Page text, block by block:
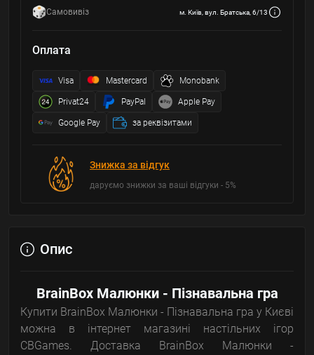
Самовивіз м. Київ, вул. Братська, 6/13
Оплата
Visa Mastercard Monobank
Privat24 PayPal Apple Pay
Google Pay за реквізитами
Знижка за відгук
даруємо знижки за ваші відгуки - 5%
Опис
BrainBox Малюнки - Пізнавальна гра
Купити BrainBox Малюнки - Пізнавальна гра у Києві
можна в інтернет магазині настільних ігор
CBGames. Доставка BrainBox Малюнки -